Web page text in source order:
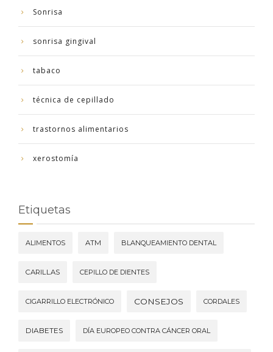
Sonrisa
sonrisa gingival
tabaco
técnica de cepillado
trastornos alimentarios
xerostomía
Etiquetas
ALIMENTOS ATM BLANQUEAMIENTO DENTAL
CARILLAS CEPILLO DE DIENTES
CIGARRILLO ELECTRÓNICO CONSEJOS CORDALES
DIABETES DÍA EUROPEO CONTRA CÁNCER ORAL